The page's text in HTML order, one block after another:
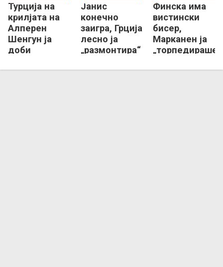
Турција на
крилјата на
Алперен
Шенгун ја
доби
со Литванија
Литванија
Јанис
конечно
заигра, Грција
лесно ја
„размонтира“
Грција
Финска има
вистински
бисер,
Марканен ја
„торпедираше“
Полска